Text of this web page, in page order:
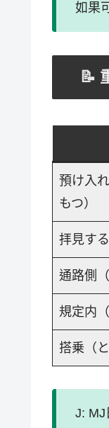
如果
📝
預け入
もつ）
拝見す
通路側
規定内
搭乗（
J: MJ